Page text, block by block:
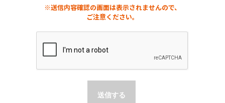
※送信内容確認の画面は表示されませんので、
ご注意ください。